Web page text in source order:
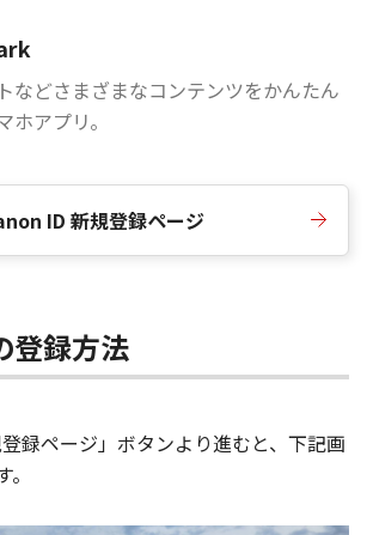
などさまざまなコンテンツをかんたん
ホアプリ。
ID 新規登録ページ
登録方法
登録ページ」ボタンより進むと、下記画